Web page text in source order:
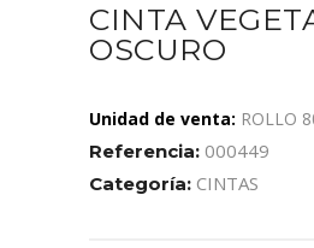
CINTA
OSCURO
Unidad de venta: ROLLO
Referencia: 000449
Categoría: CINTAS